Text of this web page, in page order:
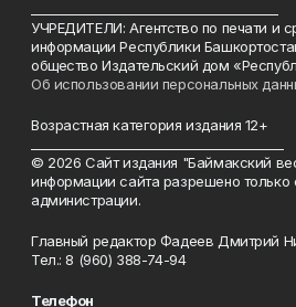
УЧРЕДИТЕЛИ: Агентство по печати и
информации Республики
общество Издательский дом
Об использовании персональных
Возрастная категория издания 12+
© 2026 Сайт издания "Баймакский
информации сайта разрешено только
администрации.
Главный редактор Фадеев Дмитрий
Тел.: 8 (960) 388-74-94
Телефон